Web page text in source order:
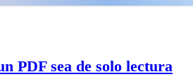
PDF sea de solo lectura